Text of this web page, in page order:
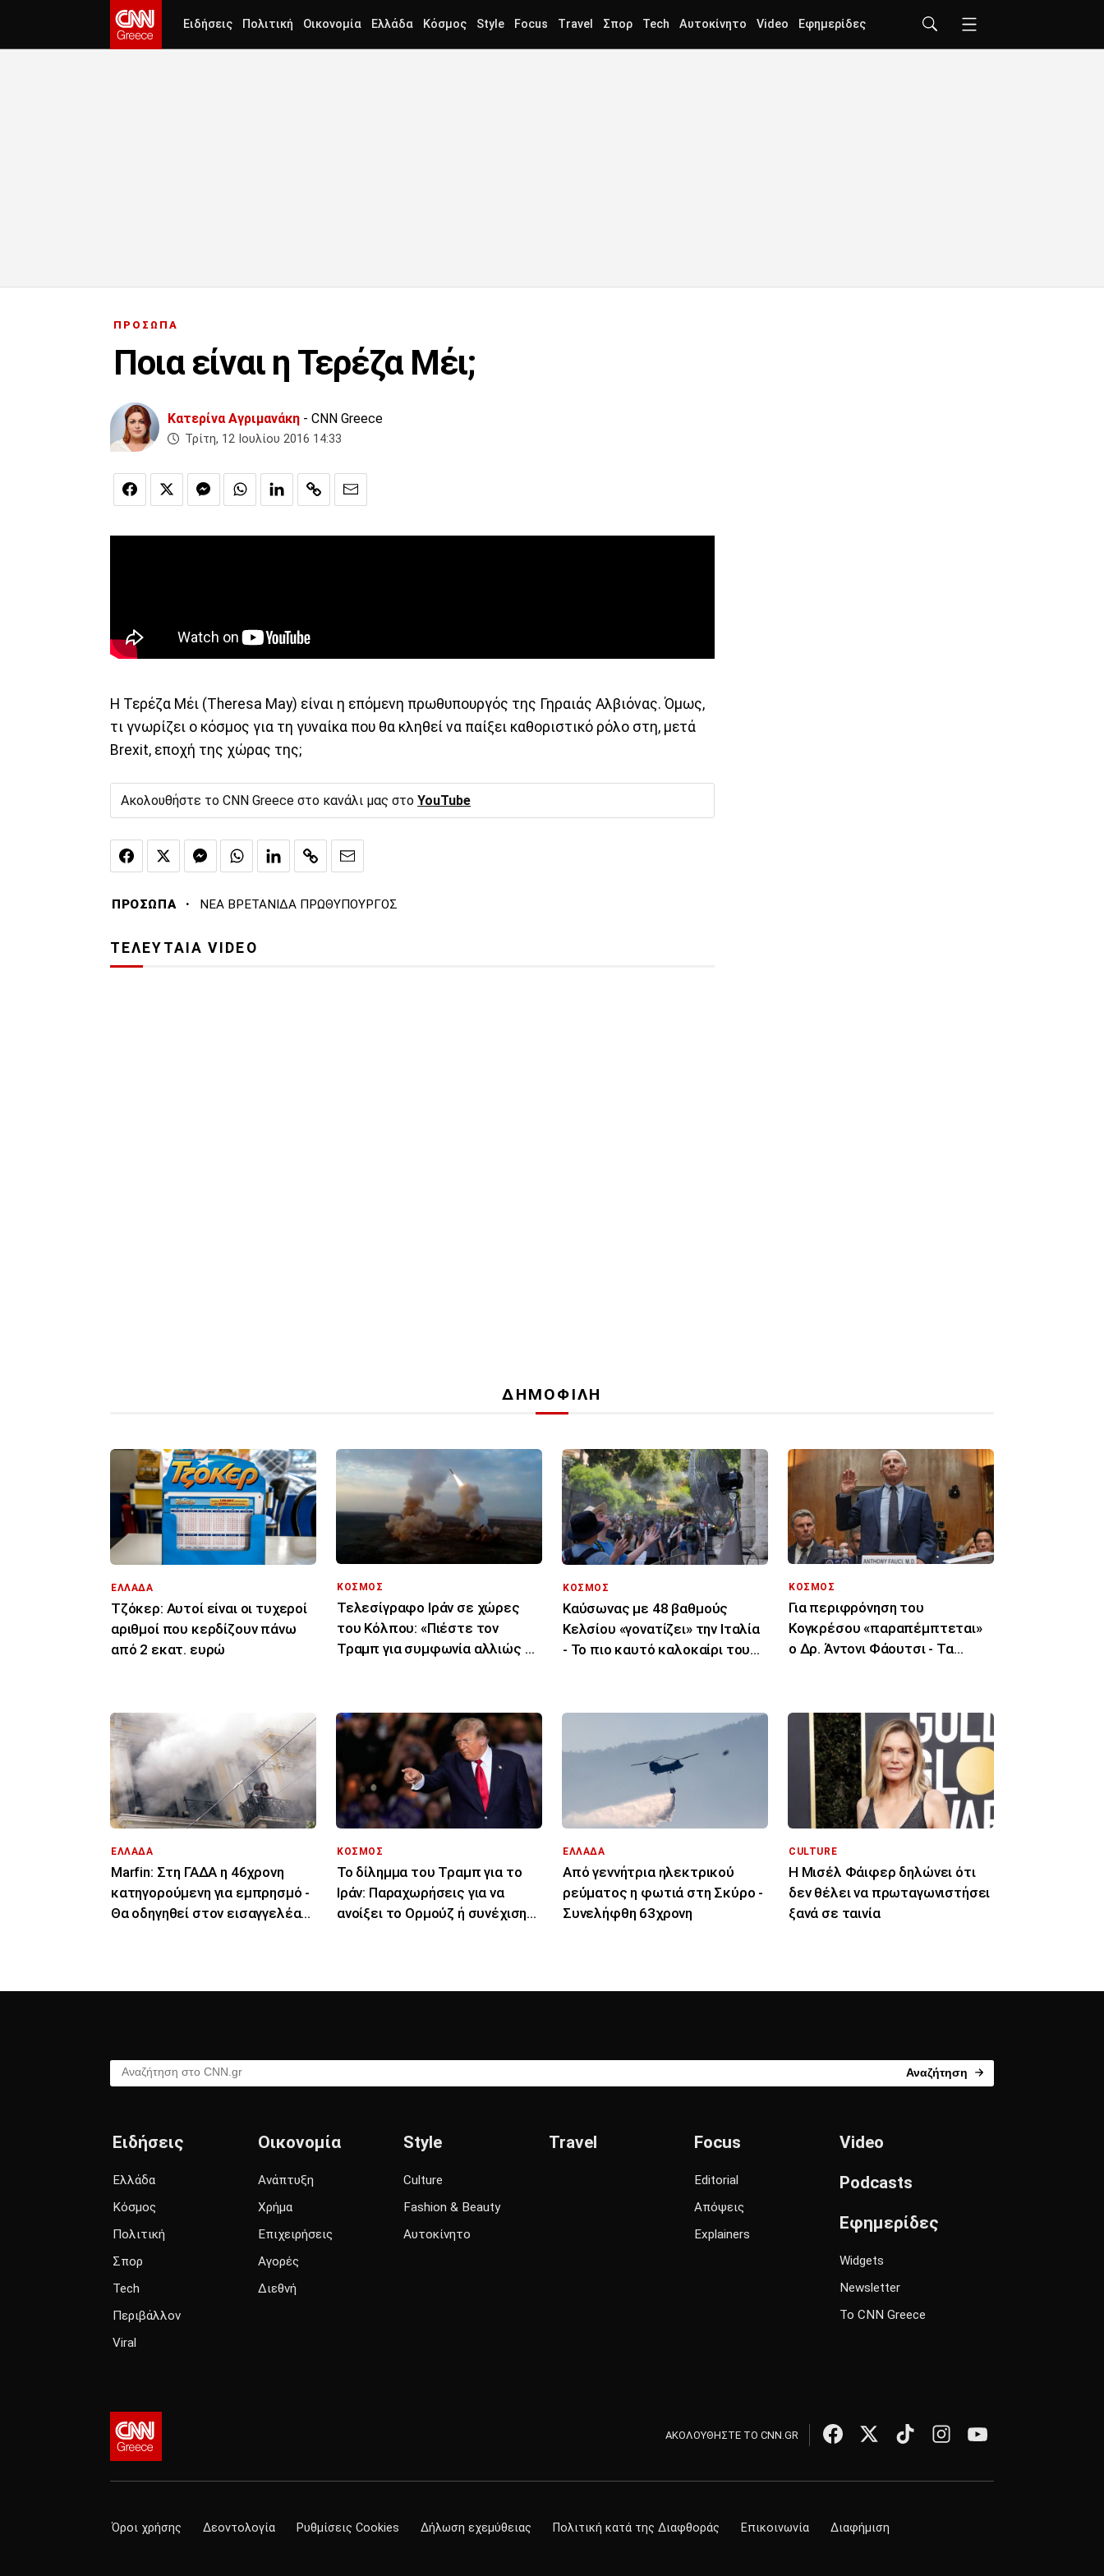
Ειδήσεις Πολιτική Οικονομία Ελλάδα Κόσμος Style Focus Travel Σπορ Tech Αυτοκίνητο Video Εφημερίδες
ΠΡΟΣΩΠΑ
Ποια είναι η Τερέζα Μέι;
Κατερίνα Αγριμανάκη - CNN Greece
Τρίτη, 12 Ιουλίου 2016 14:33
Η Τερέζα Μέι (Theresa May) είναι η επόμενη πρωθυπουργός της Γηραιάς Αλβιόνας. Όμως,
τι γνωρίζει ο κόσμος για τη γυναίκα που θα κληθεί να παίξει καθοριστικό ρόλο στη, μετά
Brexit, εποχή της χώρας της;
Ακολουθήστε το CNN Greece στο κανάλι μας στο YouTube
ΠΡΟΣΩΠΑ · ΝΕΑ ΒΡΕΤΑΝΙΔΑ ΠΡΩΘΥΠΟΥΡΓΟΣ
ΤΕΛΕΥΤΑΙΑ VIDEO
ΔΗΜΟΦΙΛΗ
ΕΛΛΑΔΑ
Τζόκερ: Αυτοί είναι οι τυχεροί
αριθμοί που κερδίζουν πάνω
από 2 εκατ. ευρώ
ΚΟΣΜΟΣ
Τελεσίγραφο Ιράν σε χώρες
του Κόλπου: «Πιέστε τον
Τραμπ για συμφωνία αλλιώς θα
ΚΟΣΜΟΣ
Καύσωνας με 48 βαθμούς
Κελσίου «γονατίζει» την Ιταλία
- Το πιο καυτό καλοκαίρι του
ΚΟΣΜΟΣ
Για περιφρόνηση του
Κογκρέσου «παραπέμπτεται»
ο Δρ. Άντονι Φάουτσι - Τα
ΕΛΛΑΔΑ
Marfin: Στη ΓΑΔΑ η 46χρονη
κατηγορούμενη για εμπρησμό -
Θα οδηγηθεί στον εισαγγελέα
ΚΟΣΜΟΣ
Το δίλημμα του Τραμπ για το
Ιράν: Παραχωρήσεις για να
ανοίξει το Ορμούζ ή συνέχιση
ΕΛΛΑΔΑ
Από γεννήτρια ηλεκτρικού
ρεύματος η φωτιά στη Σκύρο -
Συνελήφθη 63χρονη
CULTURE
Η Μισέλ Φάιφερ δηλώνει ότι
δεν θέλει να πρωταγωνιστήσει
ξανά σε ταινία
Αναζήτηση στο CNN.gr Αναζήτηση
Ειδήσεις
Ελλάδα
Κόσμος
Πολιτική
Σπορ
Tech
Περιβάλλον
Viral
Οικονομία
Ανάπτυξη
Χρήμα
Επιχειρήσεις
Αγορές
Διεθνή
Style
Culture
Fashion & Beauty
Αυτοκίνητο
Travel Focus
Editorial
Απόψεις
Explainers
Video
Podcasts
Εφημερίδες
Widgets
Newsletter
Το CNN Greece
ΑΚΟΛΟΥΘΗΣΤΕ ΤΟ CNN.GR
Όροι χρήσης Δεοντολογία Ρυθμίσεις Cookies Δήλωση εχεμύθειας Πολιτική κατά της Διαφθοράς Επικοινωνία Διαφήμιση